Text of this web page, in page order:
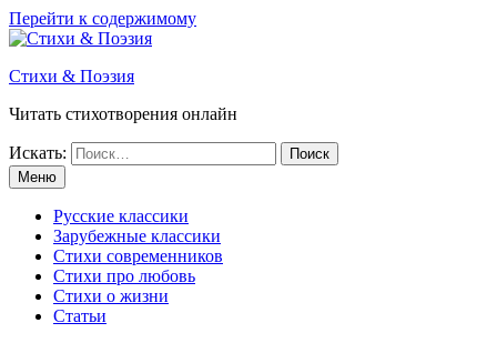
Перейти к содержимому
Стихи & Поэзия
Читать стихотворения онлайн
Искать:
Меню
Русские классики
Зарубежные классики
Стихи современников
Стихи про любовь
Стихи о жизни
Статьи